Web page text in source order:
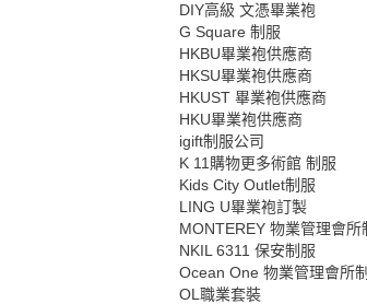
DIY高級 文憑畢業袍
G Square 制服
HKBU畢業袍供應商
HKSU畢業袍供應商
HKUST 畢業袍供應商
HKU畢業袍供應商
igift制服公司
K 11購物更多術館 制服
Kids City Outlet制服
LING U畢業袍訂製
MONTEREY 物業管理會所
NKIL 6311 保安制服
Ocean One 物業管理會所
OL職業套裝